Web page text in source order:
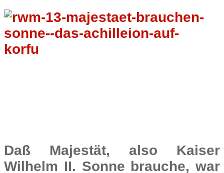
Daß Majestät, also Kaiser
Wilhelm II. Sonne brauche, war